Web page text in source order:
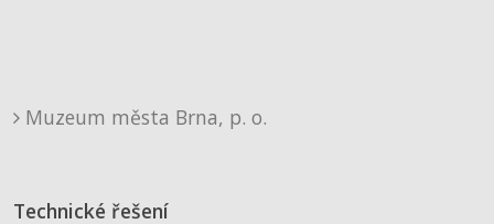
Muzeum města Brna, p. o.
Technické řešení